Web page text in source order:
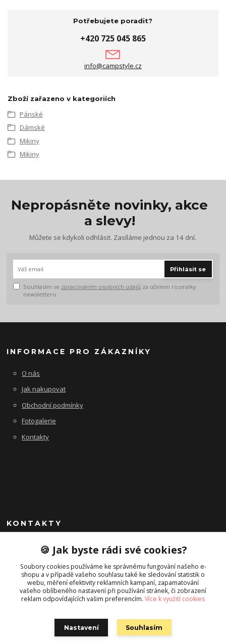
Potřebujete poradit?
+420 725 045 865
info@campstyle.cz
Zboží zařazeno v kategoriích
Pánské
Dámské
Mikiny
Mikiny
Nepropásněte novinky, akce
a slevy!
Můžete se kdykoli odhlásit. Zasíláme jednou za 14 dní.
Přihlásit se
Souhlasím se zpracováním osobních údajů za účelem rozesílky
newsletteru.
INFORMACE PRO ZÁKAZNÍKY
O nás
Jak nakupovat
Obchodní podmínky
Fotogalerie
Kontakty
KONTAKTY
+420 725 045 865
info@campstyle.cz
🍪 Jak byste rádi své cookies?
Soubory cookies používáme ke správnému fungování našeho e-
shopu a v případě vašeho souhlasu také ke sledování statistik o
webu, měření efektivity reklamních kampaní, zapamatování
vašeho oblíbeného nastavení při používání stránek, či zobrazení
reklam odpovídajících vašim preferencím. Více k využití cookies
Nastavení Souhlasím